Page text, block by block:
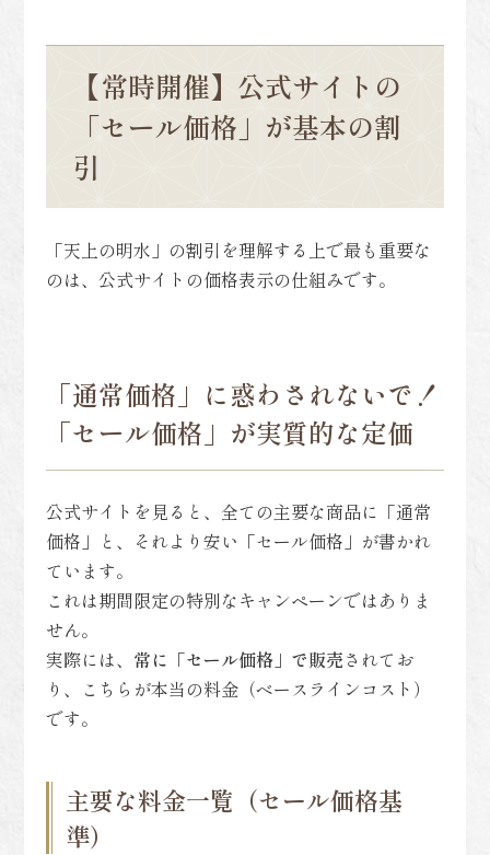
【常時開催】公式サイトの
「セール価格」が基本の割
引
「天上の明水」の割引を理解する上で最も重要な
のは、公式サイトの価格表示の仕組みです。
「通常価格」に惑わされないで！
「セール価格」が実質的な定価
公式サイトを見ると、全ての主要な商品に「通常
価格」と、それより安い「セール価格」が書かれ
ています。
これは期間限定の特別なキャンペーンではありま
せん。
実際には、 常に「セール価格」で販売されてお
り、こちらが本当の料金（ベースラインコスト）
です。
主要な料金一覧（セール価格基
準）